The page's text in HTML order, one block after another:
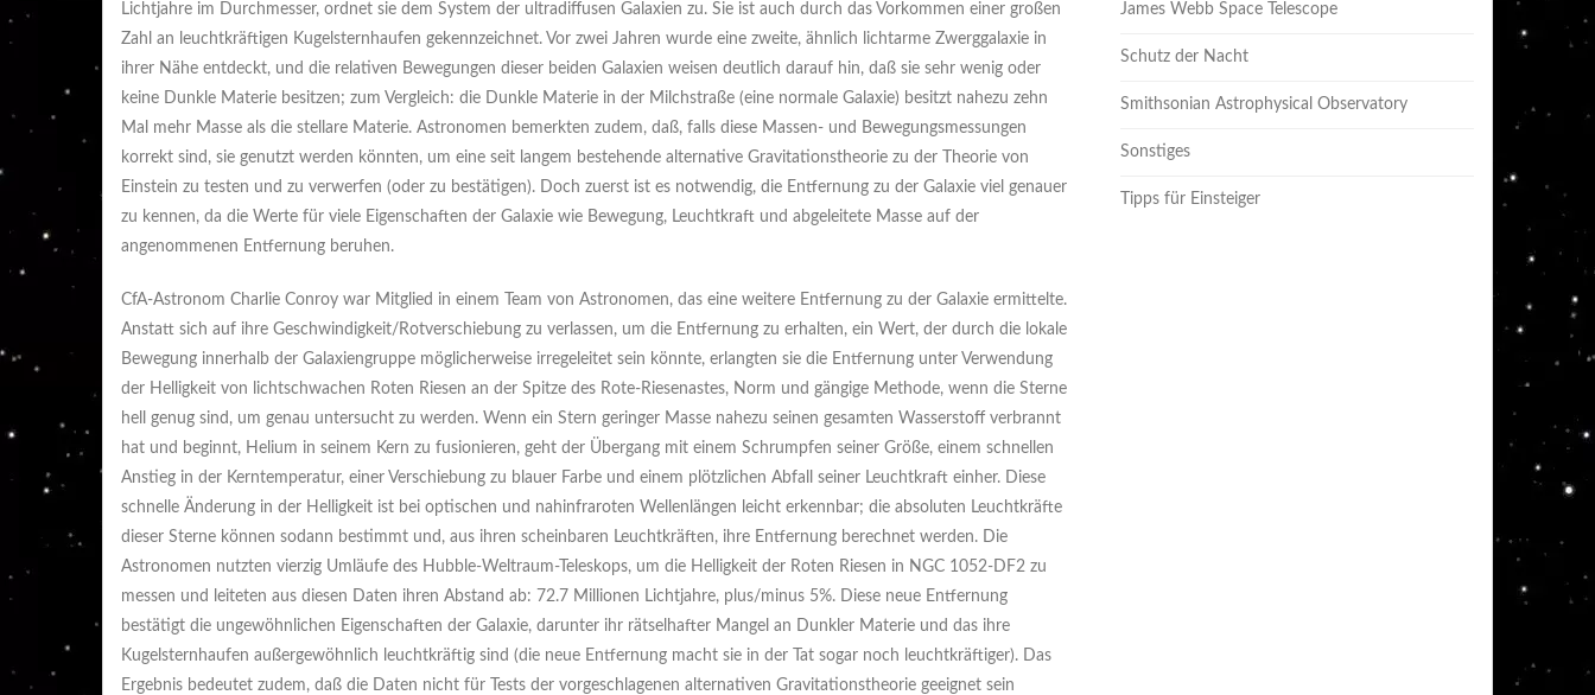
Lichtjahre im Durchmesser, ordnet sie dem System der ultradiffusen Galaxien zu. Sie ist auch durch das Vorkommen einer großen
Zahl an leuchtkräftigen Kugelsternhaufen gekennzeichnet. Vor zwei Jahren wurde eine zweite, ähnlich lichtarme Zwerggalaxie in
ihrer Nähe entdeckt, und die relativen Bewegungen dieser beiden Galaxien weisen deutlich darauf hin, daß sie sehr wenig oder
keine Dunkle Materie besitzen; zum Vergleich: die Dunkle Materie in der Milchstraße (eine normale Galaxie) besitzt nahezu zehn
Mal mehr Masse als die stellare Materie. Astronomen bemerkten zudem, daß, falls diese Massen- und Bewegungsmessungen
korrekt sind, sie genutzt werden könnten, um eine seit langem bestehende alternative Gravitationstheorie zu der Theorie von
Einstein zu testen und zu verwerfen (oder zu bestätigen). Doch zuerst ist es notwendig, die Entfernung zu der Galaxie viel genauer
zu kennen, da die Werte für viele Eigenschaften der Galaxie wie Bewegung, Leuchtkraft und abgeleitete Masse auf der
angenommenen Entfernung beruhen.
CfA-Astronom Charlie Conroy war Mitglied in einem Team von Astronomen, das eine weitere Entfernung zu der Galaxie ermittelte.
Anstatt sich auf ihre Geschwindigkeit/Rotverschiebung zu verlassen, um die Entfernung zu erhalten, ein Wert, der durch die lokale
Bewegung innerhalb der Galaxiengruppe möglicherweise irregeleitet sein könnte, erlangten sie die Entfernung unter Verwendung
der Helligkeit von lichtschwachen Roten Riesen an der Spitze des Rote-Riesenastes, Norm und gängige Methode, wenn die Sterne
hell genug sind, um genau untersucht zu werden. Wenn ein Stern geringer Masse nahezu seinen gesamten Wasserstoff verbrannt
hat und beginnt, Helium in seinem Kern zu fusionieren, geht der Übergang mit einem Schrumpfen seiner Größe, einem schnellen
Anstieg in der Kerntemperatur, einer Verschiebung zu blauer Farbe und einem plötzlichen Abfall seiner Leuchtkraft einher. Diese
schnelle Änderung in der Helligkeit ist bei optischen und nahinfraroten Wellenlängen leicht erkennbar; die absoluten Leuchtkräfte
dieser Sterne können sodann bestimmt und, aus ihren scheinbaren Leuchtkräften, ihre Entfernung berechnet werden. Die
Astronomen nutzten vierzig Umläufe des Hubble-Weltraum-Teleskops, um die Helligkeit der Roten Riesen in NGC 1052-DF2 zu
messen und leiteten aus diesen Daten ihren Abstand ab: 72.7 Millionen Lichtjahre, plus/minus 5%. Diese neue Entfernung
bestätigt die ungewöhnlichen Eigenschaften der Galaxie, darunter ihr rätselhafter Mangel an Dunkler Materie und das ihre
Kugelsternhaufen außergewöhnlich leuchtkräftig sind (die neue Entfernung macht sie in der Tat sogar noch leuchtkräftiger). Das
Ergebnis bedeutet zudem, daß die Daten nicht für Tests der vorgeschlagenen alternativen Gravitationstheorie geeignet sein
James Webb Space Telescope
Schutz der Nacht
Smithsonian Astrophysical Observatory
Sonstiges
Tipps für Einsteiger